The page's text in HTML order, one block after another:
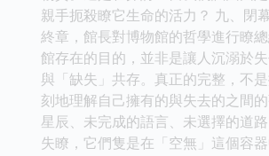
親手扼殺瞭它生命的活力？ 九、閉
終章，館長對博物館的哲學進行瞭
館存在的目的，並非是讓人沉溺於
與「缺失」共存。真正的完整，不
刻地理解自己擁有的與失去的之間
星辰、未完成的語言、未選擇的道
失瞭，它們隻是在「空無」這個容